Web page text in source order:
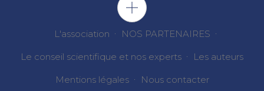
L'association NOS PARTENAIRES
Le conseil scientifique et nos experts Les auteurs
Mentions légales Nous contacter